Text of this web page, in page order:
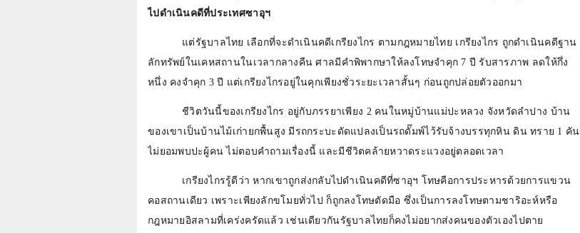
ไปดำเนินคดีที่ประเทศซาอุฯ
แต่รัฐบาลไทย เลือกที่จะดำเนินคดีเกรียงไกร ตามกฎหมายไทย เกรียงไกร ถูกดำเนินคดีฐาน
ลักทรัพย์ในเคหสถานในเวลากลางคืน ศาลมีคำพิพากษาให้ลงโทษจำคุก 7 ปี รับสารภาพ ลดให้กึ่ง
หนึ่ง คงจำคุก 3 ปี แต่เกรียงไกรอยู่ในคุกเพียงชั่วระยะเวลาสั้นๆ ก่อนถูกปล่อยตัวออกมา
ชีวิตวันนี้ของเกรียงไกร อยู่กับภรรยาเพียง 2 คนในหมู่บ้านแม่ปะหลวง จังหวัดลำปาง บ้าน
ของเขาเป็นบ้านไม้เก่ายกพื้นสูง มีรถกระบะดัดแปลงเป็นรถดั๊มพ์ไว้รับจ้างบรรทุกหิน ดิน ทราย 1 คัน
ไม่ยอมพบปะผู้คน ไม่ตอบคำถามเรื่องนี้ และมีชีวิตคล้ายหวาดระแวงอยู่ตลอดเวลา
เกรียงไกรรู้ดีว่า หากเขาถูกส่งกลับไปดำเนินคดีที่ซาอุฯ โทษคือการประหารด้วยการแขวน
คอสถานเดียว เพราะเพียงลักขโมยทั่วไป ก็ถูกลงโทษตัดมือ ซึ่งเป็นการลงโทษตามชาริอะห์หรือ
กฎหมายอิสลามที่เคร่งครัดแล้ว เช่นเดียวกันรัฐบาลไทยก็คงไม่อยากส่งคนของตัวเองไปตาย